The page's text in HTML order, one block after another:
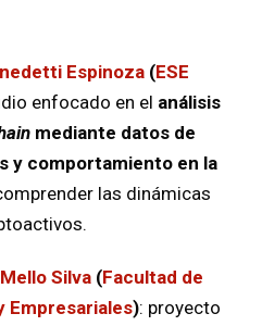
Espinoza (ESE
enfocado en el análisis
mediante datos de
y comportamiento en la
las dinámicas
Silva (Facultad de
Empresariales): proyecto